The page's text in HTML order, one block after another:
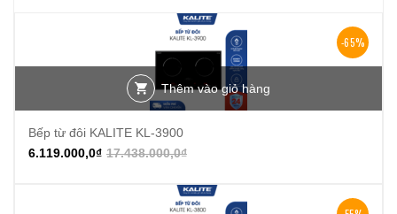
-65%
Thêm vào giỏ hàng
Bếp từ đôi KALITE KL-3900
17.438.000,0₫
6.119.000,0₫